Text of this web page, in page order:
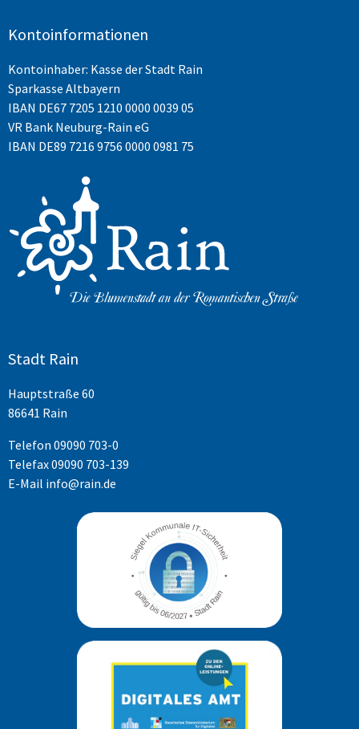
Kontoinformationen
Kontoinhaber: Kasse der Stadt Rain
Sparkasse Altbayern
IBAN DE67 7205 1210 0000 0039 05
VR Bank Neuburg-Rain eG
IBAN DE89 7216 9756 0000 0981 75
Stadt Rain
Hauptstraße 60
86641 Rain
Telefon 09090 703-0
Telefax 09090 703-139
E-Mail info@rain.de